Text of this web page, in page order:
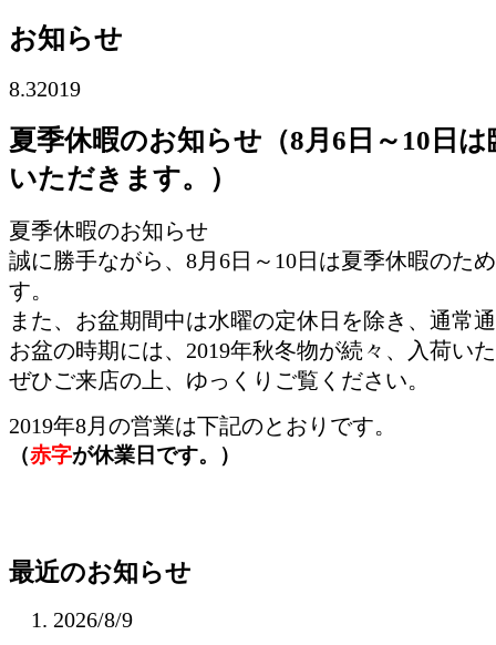
お知らせ
8.32019
夏季休暇のお知らせ（8月6日～10日
いただきます。）
夏季休暇のお知らせ
誠に勝手ながら、8月6日～10日は夏季休暇のた
す。
また、お盆期間中は水曜の定休日を除き、通常
お盆の時期には、2019年秋冬物が続々、入荷い
ぜひご来店の上、ゆっくりご覧ください。
2019年8月の営業は下記のとおりです。
（赤字が休業日です。）
最近のお知らせ
2026/8/9